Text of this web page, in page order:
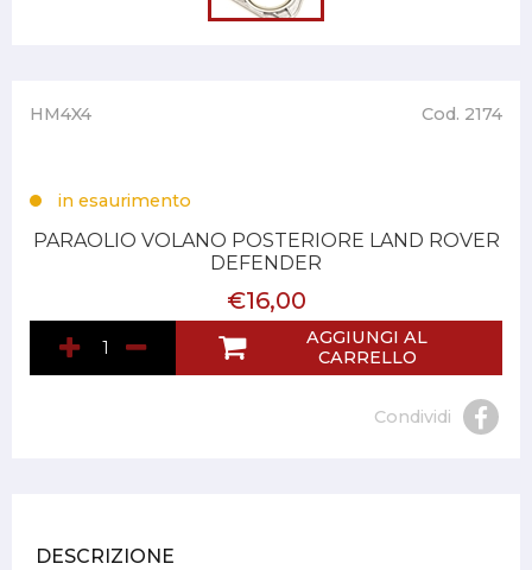
HM4X4 Cod. 2174
in esaurimento
PARAOLIO VOLANO POSTERIORE LAND ROVER
DEFENDER
€16,00
AGGIUNGI AL
CARRELLO
Condividi
DESCRIZIONE